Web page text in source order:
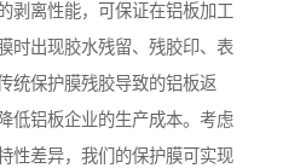
剥离性能，可保证在铝板加工
时出现胶水残留、残胶印、表
统保护膜残胶导致的铝板返
低铝板企业的生产成本。考虑
性差异，我们的保护膜可实现